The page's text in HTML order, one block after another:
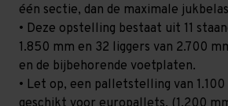
één sectie, dan de maximale
• Deze opstelling bestaat uit 11
1.850 mm en 32 liggers van 2.700
en de bijbehorende voetplaten.
• Let op, een palletstelling van 1.100